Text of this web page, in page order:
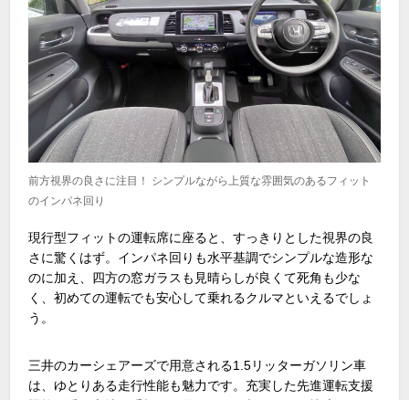
前方視界の良さに注目！ シンプルながら上質な雰囲気のあるフィット
のインパネ回り
現行型フィットの運転席に座ると、すっきりとした視界の良
さに驚くはず。インパネ回りも水平基調でシンプルな造形な
のに加え、四方の窓ガラスも見晴らしが良くて死角も少な
く、初めての運転でも安心して乗れるクルマといえるでしょ
う。
三井のカーシェアーズで用意される1.5リッターガソリン車
は、ゆとりある走行性能も魅力です。充実した先進運転支援